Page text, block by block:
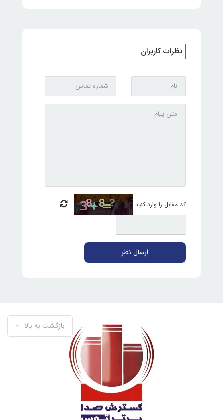
نظرات کاربران
کد مقابل را وارد کنید
ارسال نظر
بازگشت به بالا